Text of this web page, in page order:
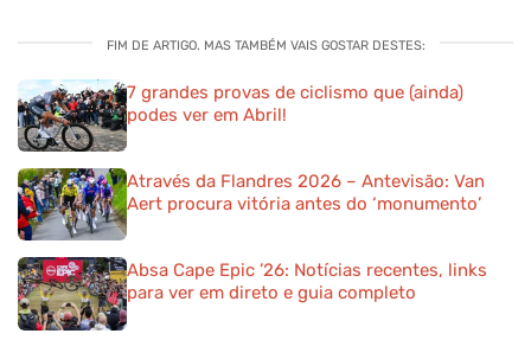
FIM DE ARTIGO. MAS TAMBÉM VAIS GOSTAR DESTES:
7 grandes provas de ciclismo que (ainda)
podes ver em Abril!
Através da Flandres 2026 – Antevisão: Van
Aert procura vitória antes do ‘monumento’
Absa Cape Epic ’26: Notícias recentes, links
para ver em direto e guia completo